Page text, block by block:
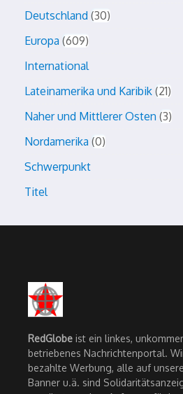
Deutschland 30
Europa 609
International
Lateinamerika und Karibik 21
Naher und Mittlerer Osten 3
Nordamerika 0
Schwerpunkt
Titel
RedGlobe ist ein linkes,
betriebenes Nachrichtenportal.
bezahlte Werbung, alle auf
Banner u.ä. sind